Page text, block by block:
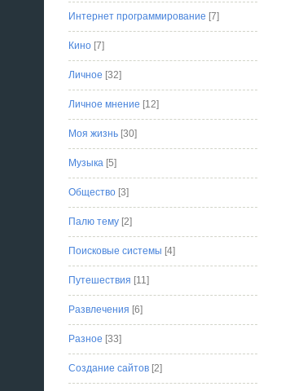
Интернет программирование [7]
Кино[7]
Личное [32]
Личное мнение [12]
Моя жизнь[30]
Музыка[5]
Общество[3]
Палю тему[2]
Поисковые системы [4]
Путешествия [11]
Развлечения [6]
Разное [33]
Создание сайтов[2]